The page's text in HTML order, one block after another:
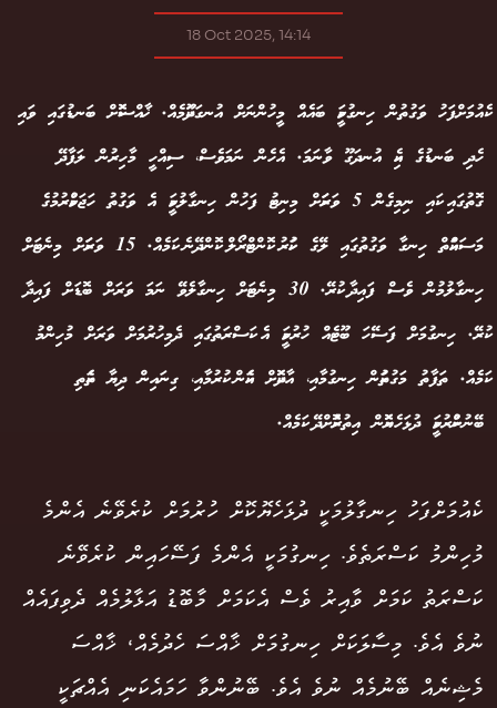
18 Oct 2025, 14:14
ކެއުމަށްފަހު ވަގުތުން ހިނގުމަކީ ބައެއް މީހުންނަށް އުނގަދޫކަމެއް. ޚާއްސަކޮށް ބަނޑުގައި ވައި
ހެދި ބަނޑުގެ އެކި އުނދަގޫ ވާނަމަ. އެހެން ނަމަވެސް، ސިއްހީ މާހިރުން ލަފާދޭ
ގޮތުގައި ކައި ނިމިގެން 5 ވަރަކަށް މިނިޓު ފަހުން ހިނގާލުމަކީ އެ ވަގުތު ހަޖަމްކުރުމުގެ
މަސައްކަތް ހިނގާ ވަގުތުގައި ލޭގެ ހަކުރު ކޮންޓްރޯލް ކޮންދޭނެ ކަމެއް. 15 ވަރަކަށް މިނެޓަށް
ހިނގާލުމުން ވެސް ފައިދާ ކުރޭ. 30 މިނެޓަށް ހިނގާލެވޭ ނަމަ ވަރަށް ބޮޑަށް ފައިދާ
ކުރޭ. ހިނގުމަށް ފަސޭހަ ބޫޓެއް ހުރުމަކީ އެ ކަސްރަތުގައި ދެމިހުރުމަށް ވަރަށް މުހިންމު
ކަމެއް. ތަފާތު މަގުތަކުން ހިނގުމާއި، އާދަކޮށް އެކަން ކުރުމާއި، ގިނައިން ދިޔާ ތަކެތި
ބޭނުންކުރުމަކީ ދުޅަހެޔޮކަން އިތުރުކޮށްދޭ ކަމެއް.
ކެއުމަށްފަހު ހިނގާލުމަކީ ދުޅަހެޔޮކޮށް ހުރުމަށް ކުރެވޭނެ އެންމެ
މުހިންމު ކަސްރަތެވެ. ހިނގުމަކީ އެންމެ ފަސޭހައިން ކުރެވޭނެ
ކަސްރަތު ކަމަށް ވާއިރު ވެސް އެކަމަށް މާބޮޑު އަޅާލުމެއް ދެވިފައެއް
ނުވެ އެވެ. މިސާލަކަށް ހިނގުމަށް ޚާއްސަ ހެދުމެއް، ޚާއްސަ
މެޝިނެއް ބޭނުމެއް ނުވެ އެވެ. ބޭނުންވާ ހަމައެކަނި އެއްޗަކީ